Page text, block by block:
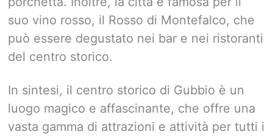
suo vino rosso, il Rosso di Montefalco, che
può essere degustato nei bar e nei ristoranti
del centro storico.
In sintesi, il centro storico di Gubbio è un
luogo magico e affascinante, che offre una
vasta gamma di attrazioni e attività per tutti i